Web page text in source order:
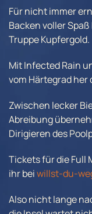
Für nicht immer
Backen voller
Truppe Kupfergold.
Mit Infected Rain
vom Härtegrad her
Zwischen lecker
Abreibung
Dirigieren des
Tickets für die Full
ihr beiwillst-du-
Also nicht lange